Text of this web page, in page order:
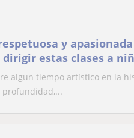
y
estas clases a
el Arte o les
algun tiempo artístico en la